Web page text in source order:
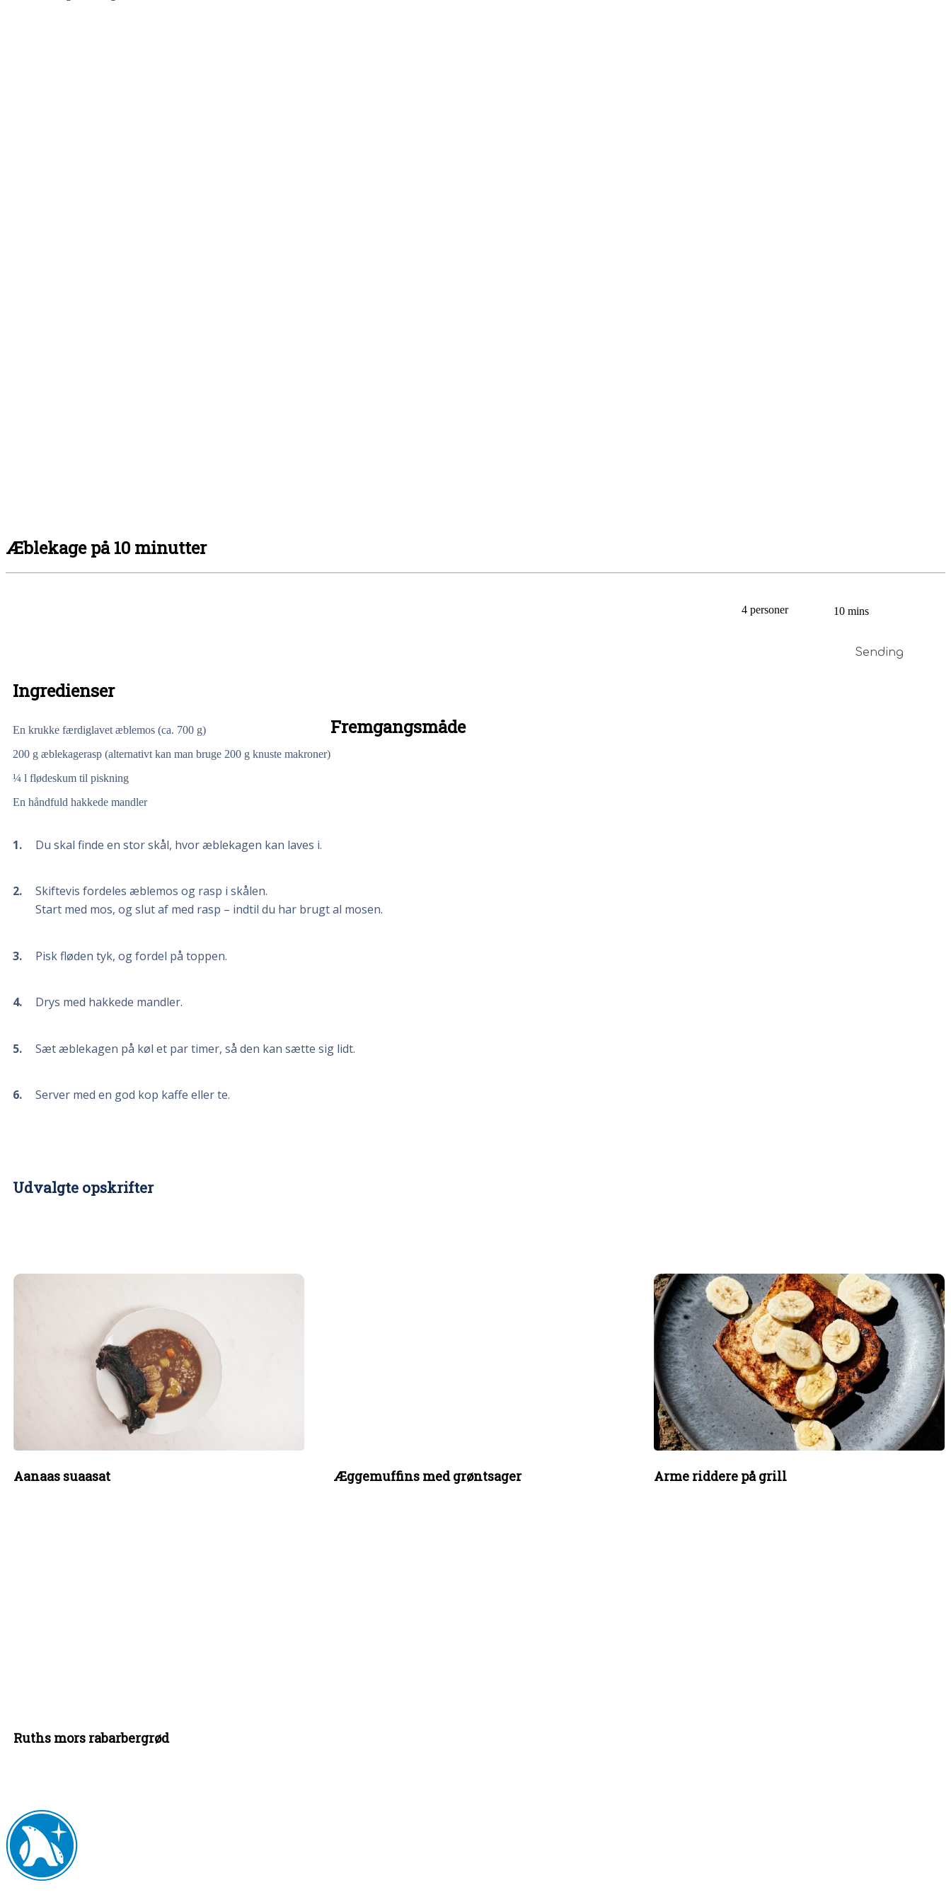
Æblekage på 10 minutter
4 personer 10 mins
Sending
Ingredienser
En krukke færdiglavet æblemos (ca. 700 g)
200 g æblekagerasp (alternativt kan man bruge 200 g knuste makroner)
¼ l flødeskum til piskning
En håndfuld hakkede mandler
Fremgangsmåde
1 Du skal finde en stor skål, hvor æblekagen kan laves i.
2
Skiftevis fordeles æblemos og rasp i skålen.
Start med mos, og slut af med rasp – indtil du har brugt al mosen.
3 Pisk fløden tyk, og fordel på toppen.
4 Drys med hakkede mandler.
5 Sæt æblekagen på køl et par timer, så den kan sætte sig lidt.
6 Server med en god kop kaffe eller te.
Udvalgte opskrifter
Aanaas suaasat Æggemuffins med grøntsager Arme riddere på grill
Ruths mors rabarbergrød